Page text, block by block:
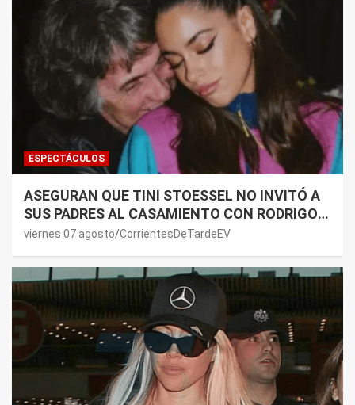
ESPECTÁCULOS
ASEGURAN QUE TINI STOESSEL NO INVITÓ A
SUS PADRES AL CASAMIENTO CON RODRIGO
DE PAUL: LOS MOTIVOS
viernes 07 agosto CorrientesDeTardeEV